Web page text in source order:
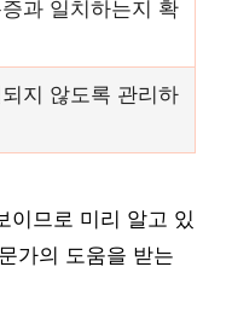
과 일치하는지 확
지 않도록 관리하
이므로 미리 알고 있
가의 도움을 받는